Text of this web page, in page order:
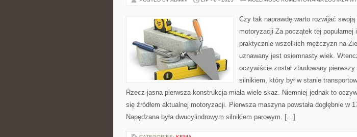
DOBRE
WARUNKI
ŻYCIA
Czy tak naprawdę warto rozwijać
motoryzacji Za początek tej popularnej
praktycznie wszelkich mężczyzn na
uznawany jest osiemnasty wiek.
oczywiście został zbudowany
silnikiem, który był w stanie
Rzecz jasna pierwsza konstrukcja miała wiele skaz. Niemniej jednak to
się źródłem aktualnej motoryzacji. Pierwsza maszyna powstała dogłębnie w
Napędzana była dwucylindrowym silnikiem parowym. […]